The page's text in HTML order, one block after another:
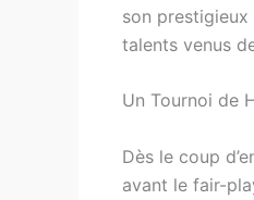
son
talents venus
Un Tournoi de
Dès le coup
avant le fair-